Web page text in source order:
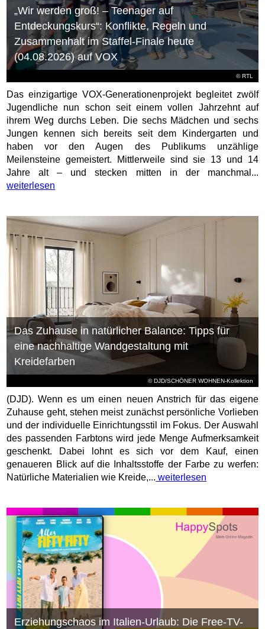
©RTL
„Wir werden groß! – Teenager auf
Entdeckungskurs“: Konflikte, Regeln und
Zusammenhalt im Staffel-Finale heute
(04.08.2026) auf VOX
Das einzigartige VOX-Generationenprojekt begleitet zwölf
Jugendliche nun schon seit einem vollen Jahrzehnt auf
ihrem Weg durchs Leben. Die sechs Mädchen und sechs
Jungen kennen sich bereits seit dem Kindergarten und
haben vor den Augen des Publikums unzählige
Meilensteine gemeistert. Mittlerweile sind sie 13 und 14
Jahre alt – und stecken mitten in der manchmal...
weiterlesen
© DJD/SCHÖNER WOHNEN-Kollektion
Das Zuhause in natürlicher Balance: Tipps für
eine nachhaltige Wandgestaltung mit
Kreidefarben
(DJD). Wenn es um einen neuen Anstrich für das eigene
Zuhause geht, stehen meist zunächst persönliche Vorlieben
und der individuelle Einrichtungsstil im Fokus. Der Auswahl
des passenden Farbtons wird jede Menge Aufmerksamkeit
geschenkt. Dabei lohnt es sich vor dem Kauf, einen
genaueren Blick auf die Inhaltsstoffe der Farbe zu werfen:
Natürliche Materialien wie Kreide,... weiterlesen
Erziehungschaos im Italien-Urlaub: Die Free-TV-